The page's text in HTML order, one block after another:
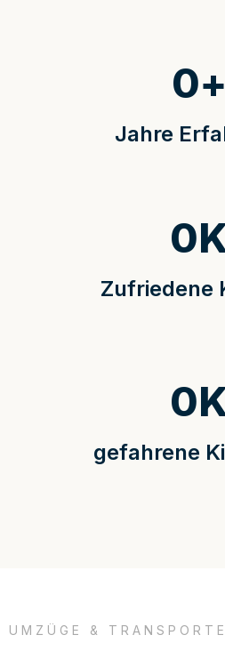
Jahre
0+
Zufriedene
0
gefahrene
0
UMZÜGE & TRANSPORTE